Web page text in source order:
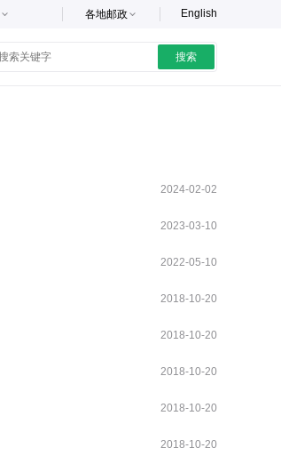
English
各地邮政
搜索
2024-02-02
2023-03-10
2022-05-10
2018-10-20
2018-10-20
2018-10-20
2018-10-20
2018-10-20